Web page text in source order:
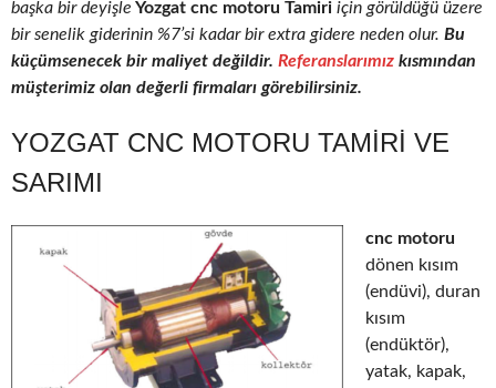
başka bir deyişle Yozgat cnc motoru Tamiri için görüldüğü üzere
bir senelik giderinin %7’si kadar bir extra gidere neden olur. Bu
küçümsenecek bir maliyet değildir. Referanslarımız kısmından
müşterimiz olan değerli firmaları görebilirsiniz.
YOZGAT CNC MOTORU TAMIRI VE
SARIMI
cnc motoru
dönen kısım
(endüvi), duran
kısım
(endüktör),
yatak, kapak,